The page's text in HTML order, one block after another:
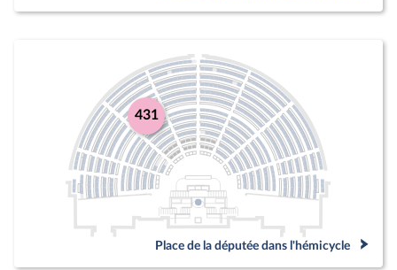
431
Place de la députée dans l'hémicycle